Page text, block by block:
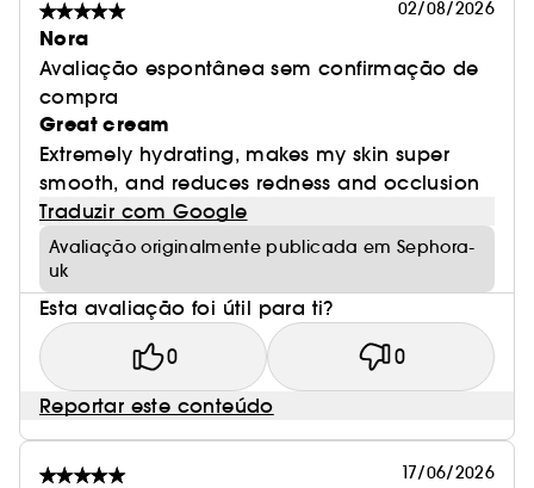
02/08/2026
Nora
Avaliação espontânea sem confirmação de
compra
Great cream
Extremely hydrating, makes my skin super
smooth, and reduces redness and occlusion
Traduzir com Google
Avaliação originalmente publicada em Sephora-
uk
Esta avaliação foi útil para ti?
0 0
Reportar este conteúdo
17/06/2026